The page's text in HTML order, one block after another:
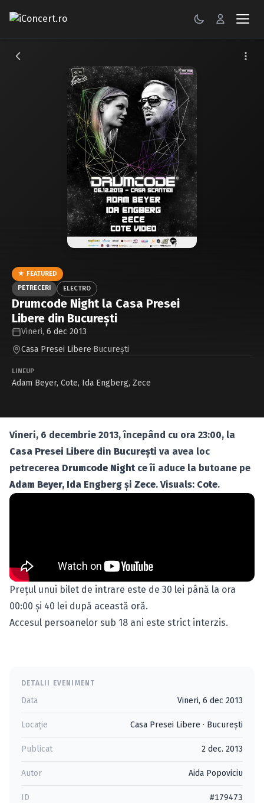
CONCERTE
Caută în site...
★ FEATURED
PETRECERI
ELECTRO
Drumcode Night la Casa Presei
Libere din Bucureşti
Vineri, 6 dec 2013
Casa Presei Libere·Bucureşti
LINEUP
Adam Beyer, Cote, Ida Engberg, Zece
Vineri, 6 decembrie 2013, începând cu ora 23:00, la
Casa Presei Libere din Bucureşti va avea loc
petrecerea Drumcode Nightce îi aduce la butoane pe
Adam Beyer, Ida Engberg şi Zece. Visuals: Cote.
Preţul unui bilet de intrare este de 30 lei până la ora
00:00 şi 40 lei după această oră.
Accesul persoanelor sub 18 ani este strict interzis.
DETALII EVENIMENT
Data Vineri, 6 dec 2013
Locație Casa Presei Libere · Bucureşti
Publicat 2 dec. 2013
Autor Aida Popoviciu
ID #179473